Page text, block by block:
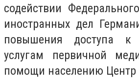
содействии
иностранных дел
повышения доступа к
услугам первичной
помощи населению Центр